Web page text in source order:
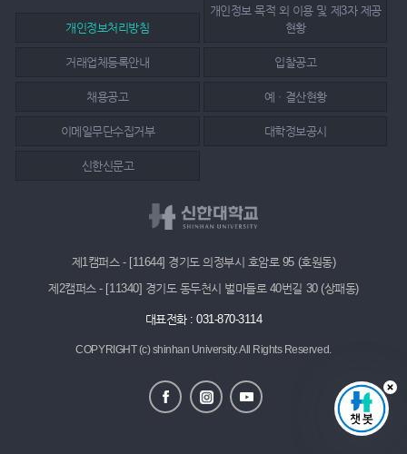
개인정보처리방침
개인정보 목적 외 이용 및 제3자 제공
현황
거래업체등록안내 입찰공고
채용공고 예ㆍ결산현황
이메일무단수집거부 대학정보공시
신한신문고
제1캠퍼스 - [11644] 경기도 의정부시 호암로 95 (호원동)
제2캠퍼스 - [11340] 경기도 동두천시 벌마들로 40번길 30 (상패동)
대표전화 : 031-870-3114
COPYRIGHT (c) shinhan University.All Rights Reserved.